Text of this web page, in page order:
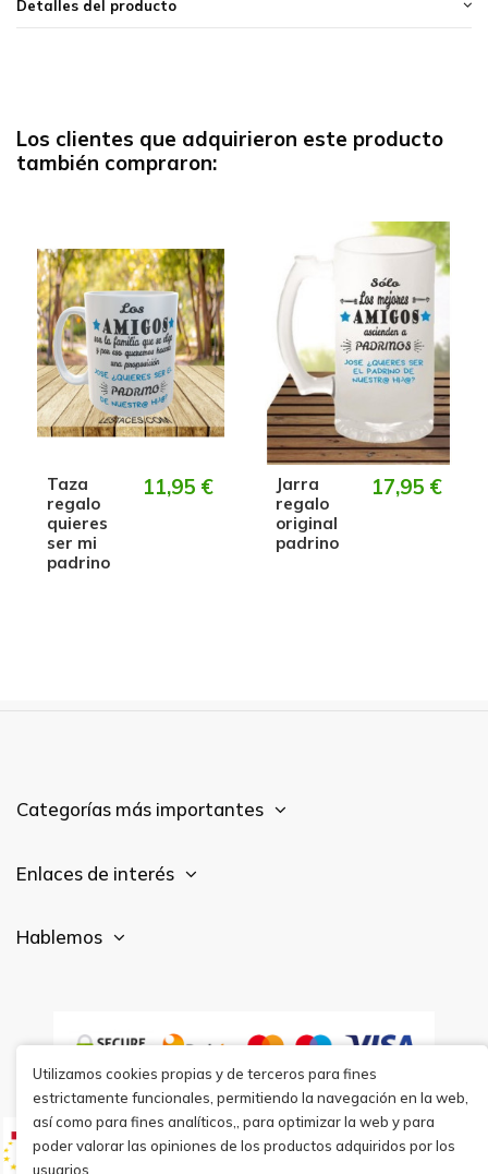
Detalles del producto
Los clientes que adquirieron este producto
también compraron:
Taza
regalo
quieres
ser mi
padrino
11,95 €
Jarra
regalo
original
padrino
17,95 €
Categorías más importantes
Enlaces de interés
Hablemos
Utilizamos cookies propias y de terceros para fines
estrictamente funcionales, permitiendo la navegación en la web,
así como para fines analíticos,, para optimizar la web y para
poder valorar las opiniones de los productos adquiridos por los
usuarios.